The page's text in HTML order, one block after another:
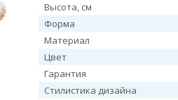
Высота, см
Форма
Материал
Цвет
Гарантия
Стилистика дизайна